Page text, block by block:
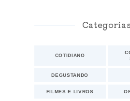
COTIDIANO
DEGUSTANDO
FILMES E LIVROS